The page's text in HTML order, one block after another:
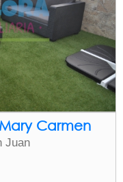
Carmen
Juan